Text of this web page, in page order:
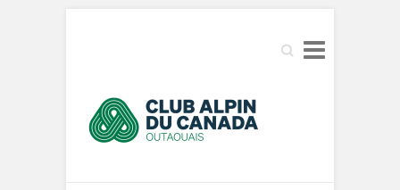
Search